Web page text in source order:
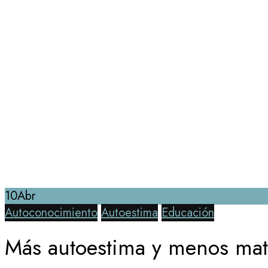
10Abr
Autoconocimiento Autoestima Educación
Más autoestima y menos